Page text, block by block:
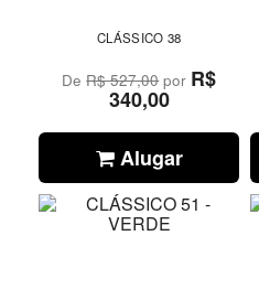
CLÁSSICO 38
DeR$ 527,00por R$
340,00
Alugar